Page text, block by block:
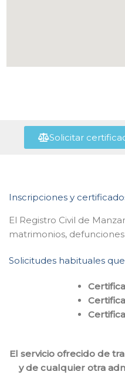
Solicitar
Inscripciones y
El Registro Civil de
matrimonios,
Solicitudes habituales
El servicio ofrecido de
y de cualquier otra